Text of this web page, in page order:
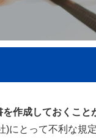
作成しておくこと
にとって不利な規